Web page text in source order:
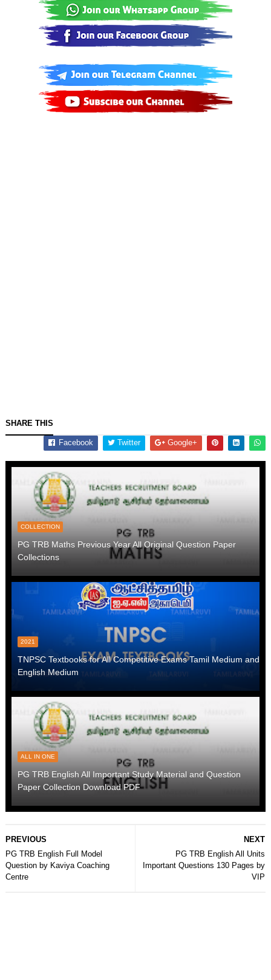
SHARE THIS
Facebook Twitter Google+
COLLECTION
PG TRB Maths Previous Year All Original Question Paper
Collections
2021
TNPSC Textbooks for All Competitive Exams Tamil Medium and
English Medium
ALL IN ONE
PG TRB English All Important Study Material and Question
Paper Collection Download PDF
NEXT
PG TRB English All Units
Important Questions 130 Pages by
VIP
PREVIOUS
PG TRB English Full Model
Question by Kaviya Coaching
Centre